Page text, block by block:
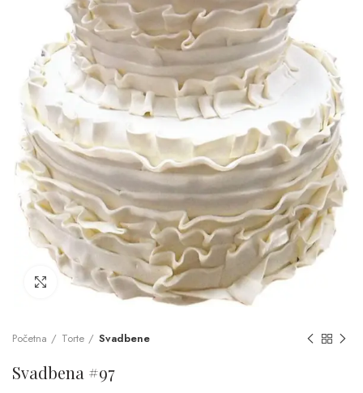
Click to enlarge
Početna Torte Svadbene
Svadbena #97